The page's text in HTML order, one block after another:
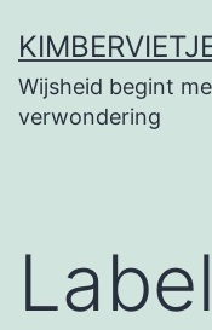
naar
de
Wijsheid begint
verwondering